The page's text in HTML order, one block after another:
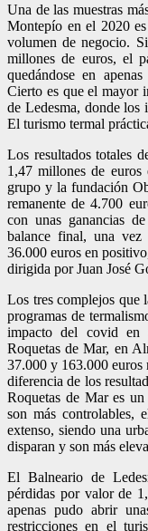
Una de las muestras
Montepío en el 2020
volumen de negocio.
millones de euros, el
quedándose en
Cierto es que el mayor
de Ledesma, donde los
El turismo termal
Los resultados totales
1,47 millones de euros
grupo y la fundación
remanente de 4.700
con unas ganancias
balance final, una
36.000 euros en
dirigida por Juan José
Los tres complejos que
programas de
impacto del covid en
Roquetas de Mar, en
37.000 y 163.000 euros
diferencia de los
Roquetas de Mar es
son más controlables,
extenso, siendo una
disparan y son más
El Balneario de
pérdidas por valor de
apenas pudo abrir
restricciones en el